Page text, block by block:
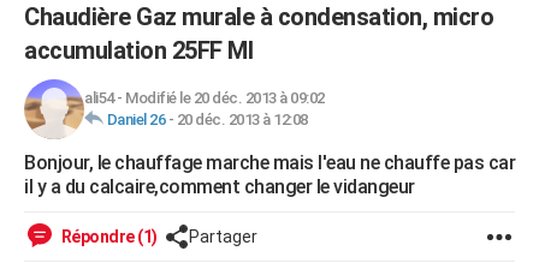
Programme TV
Sorties cinéma
FINANCE
Retraite
Impôts
Epargne
Immobilier
Risques naturels par ville
Banque
Assurance
Crédit
AUTO
Essais
Réserver un essai
Citadines
Berlines
SUV
Forum auto
HIGH-TECH
Mobiles
Meilleur smartphone
Internet
Ordinateurs
Jeux vidéo
Guide high-tech
+BRICOLAGE
Forum
Aménagement intérieur
Extérieur
Cuisine
Salle de bains
Jardinage
Rangement
WEEK-END
Chaudière Gaz murale à condensation, micro
accumulation 25FF MI
ali54- Modifié le 20 déc. 2013 à 09:02
Daniel 26- 20 déc. 2013 à 12:08
Bonjour, le chauffage marche mais l'eau ne chauffe pas car
il y a du calcaire,comment changer le vidangeur
Répondre (1) Partager